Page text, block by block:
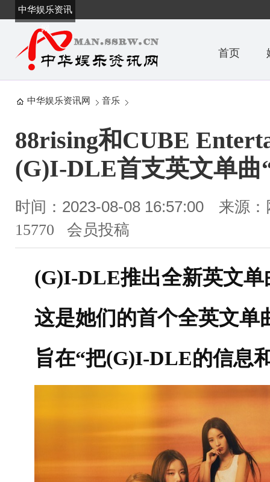
中华娱乐资讯
网
首页
中华娱乐资讯网 音乐
88rising和CUBE
(G)I-DLE首支英文单曲
时间：2023-08-08 16:57:00
来源：
15770 会员投稿
(G)I-DLE推出全新英文单
这是她们的首个全英文单
旨在“把(G)I-DLE的信息